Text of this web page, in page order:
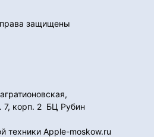
защищены
7, корп. 2 БЦ Рубин
техники Apple-moskow.ru